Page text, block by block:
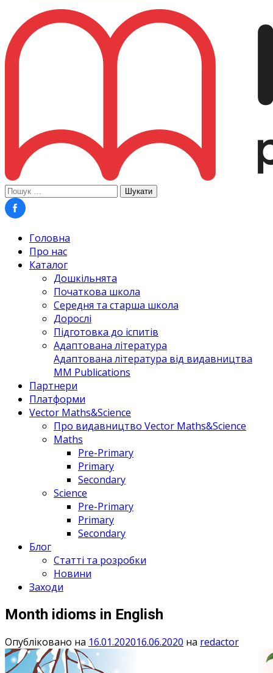
Пошук:
Головна
Про нас
Каталог
Дошкільнята
Початкова школа
Середня та старша школа
Дорослі
Підготовка до іспитів
Адаптована література
Адаптована література від видавництва
MM Publications
Партнери
Платформи
Vector Maths&Science
Про видавництво Vector Maths&Science
Maths
Pre-Primary
Primary
Secondary
Science
Pre-Primary
Primary
Secondary
Блог
Статті та розробки
Новини
Заходи
Month idioms in English
Опубліковано на 16.01.202016.06.2020 на redactor